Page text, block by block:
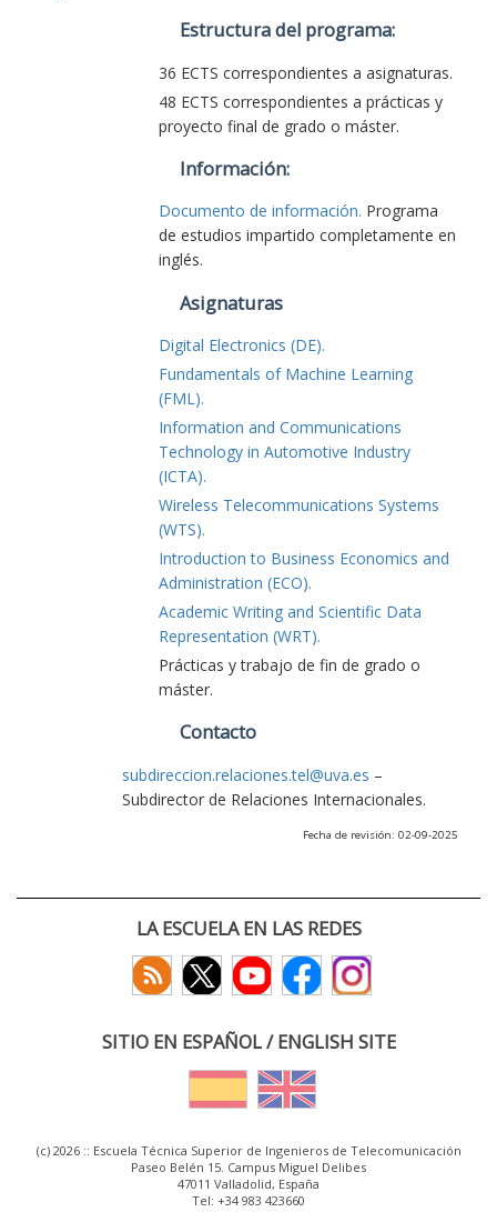
Estructura del programa:
36 ECTS correspondientes a asignaturas.
48 ECTS correspondientes a prácticas y
proyecto final de grado o máster.
Información:
Documento de información. Programa
de estudios impartido completamente en
inglés.
Asignaturas
Digital Electronics (DE).
Fundamentals of Machine Learning
(FML).
Information and Communications
Technology in Automotive Industry
(ICTA).
Wireless Telecommunications Systems
(WTS).
Introduction to Business Economics and
Administration (ECO).
Academic Writing and Scientific Data
Representation (WRT).
Prácticas y trabajo de fin de grado o
máster.
Contacto
subdireccion.relaciones.tel@uva.es –
Subdirector de Relaciones Internacionales.
Fecha de revisión: 02-09-2025
LA ESCUELA EN LAS REDES
SITIO EN ESPAÑOL / ENGLISH SITE
(c) 2026 :: Escuela Técnica Superior de Ingenieros de Telecomunicación
Paseo Belén 15. Campus Miguel Delibes
47011 Valladolid, España
Tel: +34 983 423660